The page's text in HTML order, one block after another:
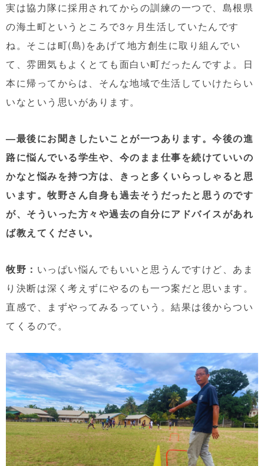
実は協力隊に採用されてからの訓練の一つで、島根県
の海土町というところで3ヶ月生活していたんです
ね。そこは町(島)をあげて地方創生に取り組んでい
て、雰囲気もよくとても面白い町だったんですよ。日
本に帰ってからは、そんな地域で生活していけたらい
いなという思いがあります。
—最後にお聞きしたいことが一つあります。今後の進
路に悩んでいる学生や、今のまま仕事を続けていいの
かなと悩みを持つ方は、きっと多くいらっしゃると思
います。牧野さん自身も過去そうだったと思うのです
が、そういった方々や過去の自分にアドバイスがあれ
ば教えてください。
牧野： いっぱい悩んでもいいと思うんですけど、あま
り決断は深く考えずにやるのも一つ案だと思います。
直感で、まずやってみるっていう。結果は後からつい
てくるので。